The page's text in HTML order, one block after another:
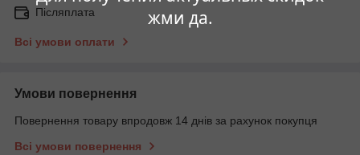
жми да.
Післяплата
Всі умови оплати
Умови повернення
Повернення товару впродовж 14 днів за рахунок покупця
Всі умови повернення